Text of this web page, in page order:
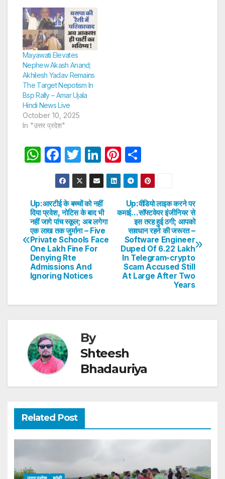
Mayawati Elevates
Nephew Akash Anand;
Akhilesh Yadav Remains
The Target Nepotism In
Bsp Rally – Amar Ujala
Hindi News Live
October 10, 2025
In "उत्तर प्रदेश"
W
s
A
p
p
F
a
c
e
b
o
o
k
T
w
itt
er
Li
n
k
e
dI
n
Pi
nt
er
e
st
h
ar
e
Post
navigation
Up:वीडियो लाइक करने पर
कमाई…सॉफ्टवेयर इंजीनियर से
इस तरह हुई ठगी; आपको
सावधान रहने की जरूरत –
Software Engineer
Duped Of 6.22 Lakh
In Telegram-crypto
Scam Accused Still
At Large After Two
Years
Up:आरटीई के बच्चों को नहीं
दिया प्रवेश, नोटिस के बाद भी
नहीं जागे पांच स्कूल; अब लगेगा
एक लाख तक जुर्माना – Five
Private Schools Face
One Lakh Fine For
Denying Rte
Admissions And
Ignoring Notices
By
Shteesh
Bhadauriya
Related Post